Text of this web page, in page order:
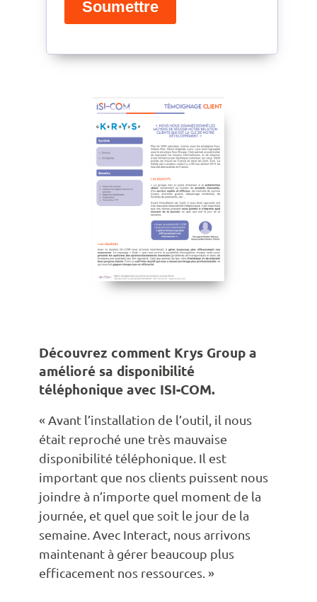
Découvrez comment Krys Group a
amélioré sa disponibilité
téléphonique avec ISI-COM.
« Avant l’installation de l’outil, il nous
était reproché une très mauvaise
disponibilité téléphonique. Il est
important que nos clients puissent nous
joindre à n’importe quel moment de la
journée, et quel que soit le jour de la
semaine. Avec Interact, nous arrivons
maintenant à gérer beaucoup plus
efficacement nos ressources. »